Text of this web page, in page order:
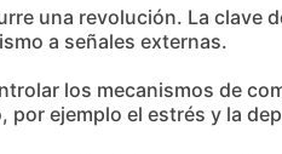
una revolución. La clave
a señales externas.
los mecanismos de
ejemplo el estrés y la